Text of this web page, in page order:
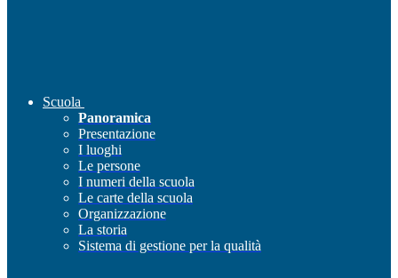
Scuola
Panoramica
Presentazione
I luoghi
Le persone
I numeri della scuola
Le carte della scuola
Organizzazione
La storia
Sistema di gestione per la qualità